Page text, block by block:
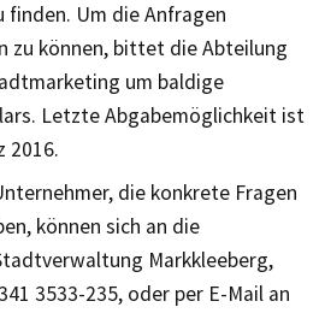
finden. Um die Anfragen
zu können, bittet die Abteilung
um baldige
Letzte Abgabemöglichkeit ist
2016.
die konkrete Fragen
können sich an die
Markkleeberg,
3533-235, oder per E-Mail an